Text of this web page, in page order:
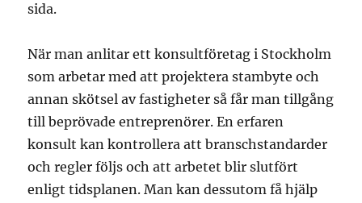
sida.
När man anlitar ett konsultföretag i Stockholm
som arbetar med att projektera stambyte och
annan skötsel av fastigheter så får man tillgång
till beprövade entreprenörer. En erfaren
konsult kan kontrollera att branschstandarder
och regler följs och att arbetet blir slutfört
enligt tidsplanen. Man kan dessutom få hjälp